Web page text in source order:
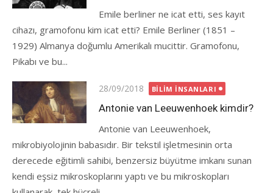
Emile berliner ne icat etti, ses kayıt
cihazı, gramofonu kim icat etti? Emile Berliner (1851 –
1929) Almanya doğumlu Amerikalı mucittir. Gramofonu,
Pikabı ve bu...
Posted
on
28/09/2018 BILIM İNSANLARI
Antonie van Leeuwenhoek kimdir?
Antonie van Leeuwenhoek,
mikrobiyolojinin babasıdır. Bir tekstil işletmesinin orta
derecede eğitimli sahibi, benzersiz büyütme imkanı sunan
kendi eşsiz mikroskoplarını yaptı ve bu mikroskopları